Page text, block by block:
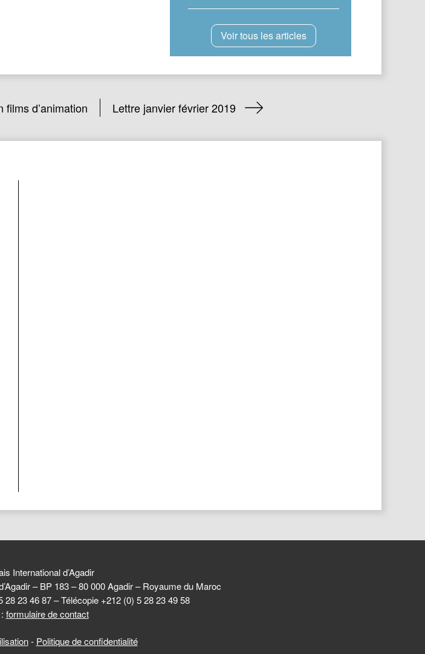
Voir tous les articles
d’animation Lettre janvier février 2019
International d’Agadir
– BP 183 – 80 000 Agadir – Royaume du Maroc
23 46 87 – Télécopie +212 (0) 5 28 23 49 58
formulaire de contact
- Politique de confidentialité